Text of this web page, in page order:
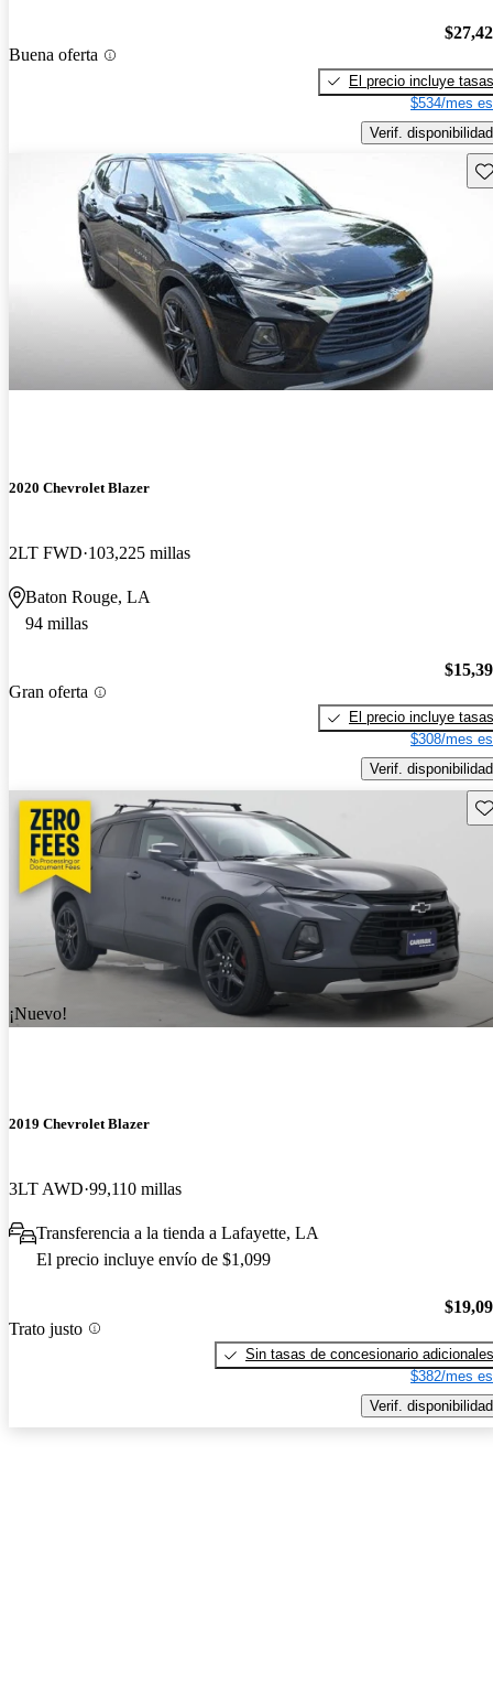
Buena oferta
El precio incluye tasas
$534/mes
Verif. disponibilidad
2020 Chevrolet Blazer
2LT FWD 103,225 millas
Baton Rouge, LA
94 millas
Gran oferta
El precio incluye tasas
$308/mes
Verif. disponibilidad
¡Nuevo!
2019 Chevrolet Blazer
3LT AWD 99,110 millas
Transferencia a la tienda a Lafayette, LA
El precio incluye envío de $1,099
Trato justo
Sin tasas de concesionario adicionales
$382/mes
Verif. disponibilidad